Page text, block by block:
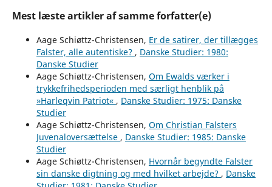
Mest læste artikler af samme forfatter(e)
Aage Schiøttz-Christensen, Er de satirer, der tillægges
Falster, alle autentiske? , Danske Studier: 1980:
Danske Studier
Aage Schiøttz-Christensen, Om Ewalds værker i
trykkefrihedsperioden med særligt henblik på
»Harleqvin Patriot« , Danske Studier: 1975: Danske
Studier
Aage Schiøttz-Christensen, Om Christian Falsters
Juvenaloversættelse , Danske Studier: 1985: Danske
Studier
Aage Schiøttz-Christensen, Hvornår begyndte Falster
sin danske digtning og med hvilket arbejde? , Danske